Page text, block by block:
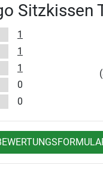
Sitzkissen
1
1
1
0
0